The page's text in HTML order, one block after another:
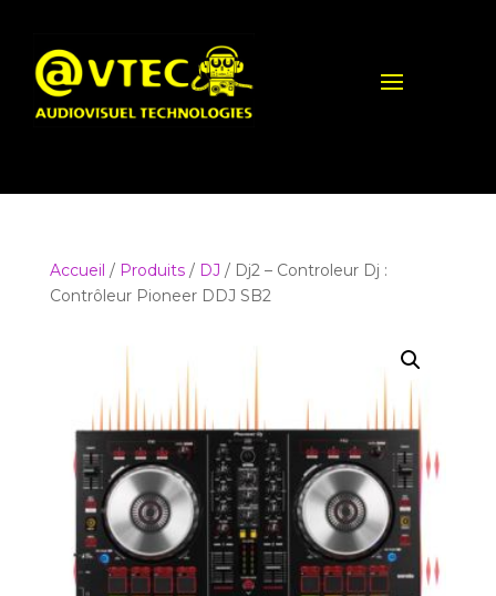
Accueil / Produits/ DJ / Dj2 – Controleur Dj :
Contrôleur Pioneer DDJ SB2